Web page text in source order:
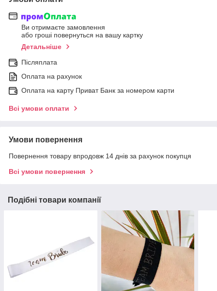
Ви отримаєте замовлення
або гроші повернуться на вашу картку
Детальніше
Післяплата
Оплата на рахунок
Оплата на карту Приват Банк за номером карти
Всі умови оплати
Умови повернення
Повернення товару впродовж 14 днів за рахунок покупця
Всі умови повернення
Подібні товари компанії